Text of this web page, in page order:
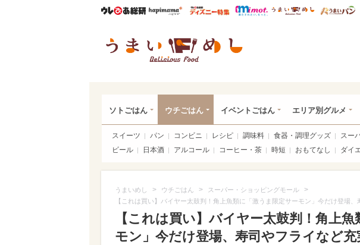
ウレぴあ総研ハピママ* ウレぴあ総研 ディズニー特集
mimot. うまいめし
ソトごはん ウチごはん イベントごはん エリア別グルメ
スイーツ パン コンビニ レシピ 調味料 食器・調理グッズ スー
ビール
日本酒 アルコール コーヒー・茶 時短 おもてなし ダイ
うまいめし > ウチごはん > スーパー・ショッピングモール >
【これは買い】バイヤー太鼓判！角上魚類に「激うま限定サーモン」今だけ登場、
【これは買い】バイヤー太鼓判！角上
モン」今だけ登場、寿司やフライなど充